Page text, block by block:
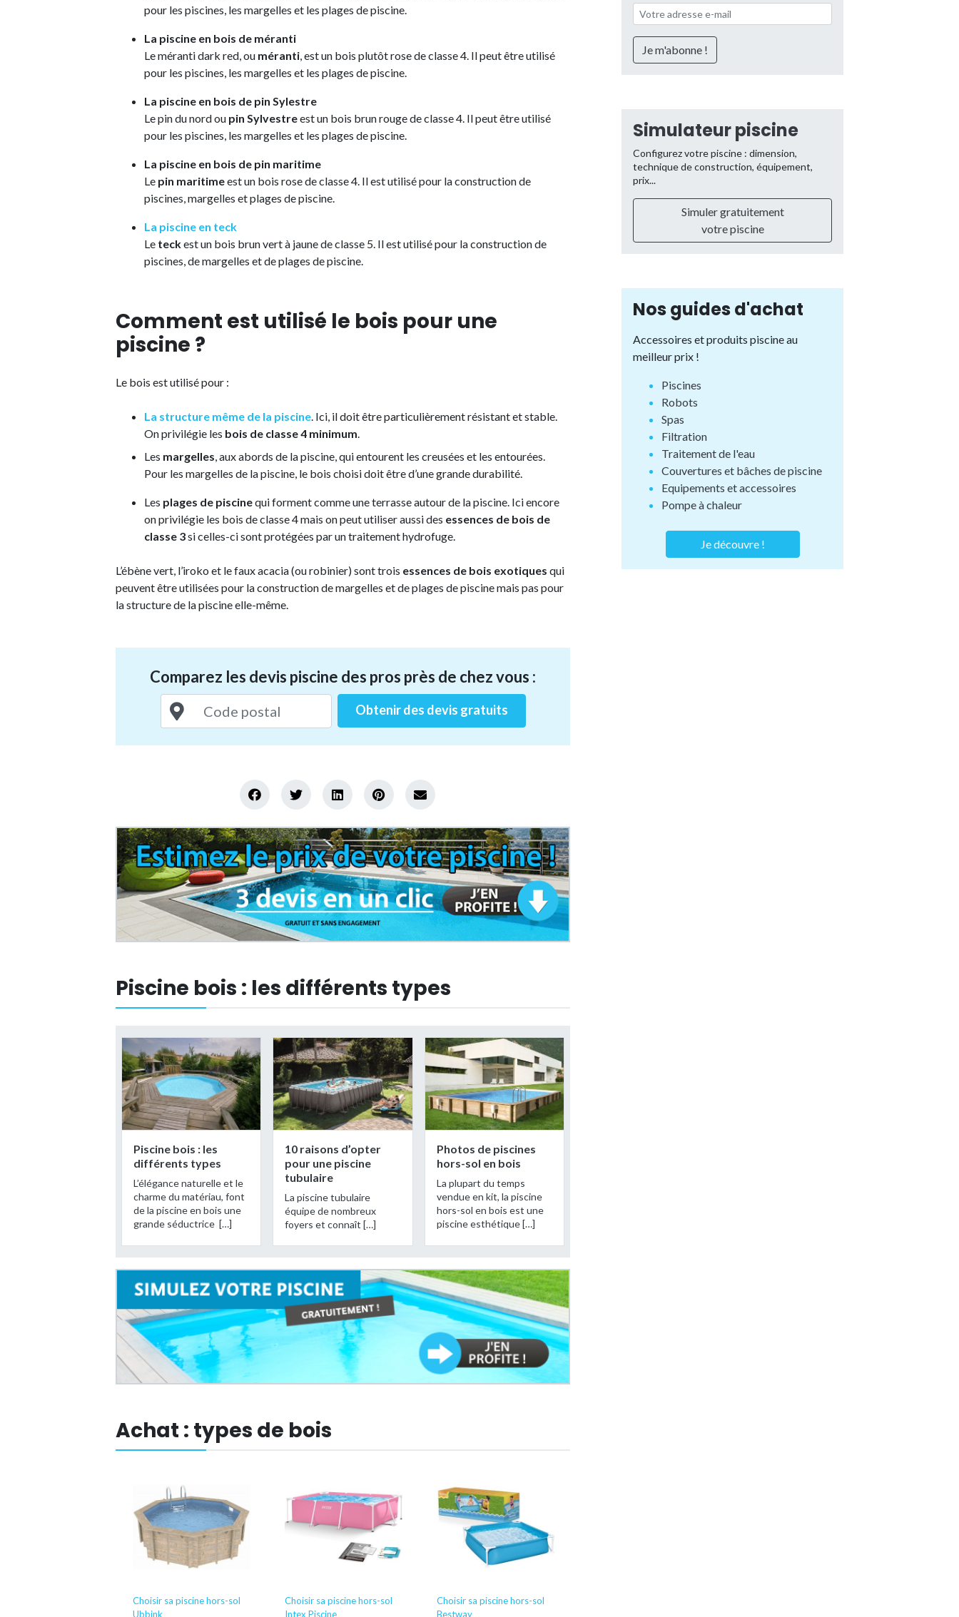
pour les piscines, les margelles et les plages de piscine.
La piscine en bois de méranti
Le méranti dark red, ou méranti, est un bois plutôt rose de classe 4. Il peut être utilisé
pour les piscines, les margelles et les plages de piscine.
La piscine en bois de pin Sylestre
Le pin du nord ou pin Sylvestreest un bois brun rouge de classe 4. Il peut être utilisé
pour les piscines, les margelles et les plages de piscine.
La piscine en bois de pin maritime
Le pin maritimeest un bois rose de classe 4. Il est utilisé pour la construction de
piscines, margelles et plages de piscine.
La piscine en teck
Le teckest un bois brun vert à jaune de classe 5. Il est utilisé pour la construction de
piscines, de margelles et de plages de piscine.
Comment est utilisé le bois pour une
piscine ?
Le bois est utilisé pour :
La structure même de la piscine. Ici, il doit être particulièrement résistant et stable.
On privilégie les bois de classe 4 minimum.
Les margelles, aux abords de la piscine, qui entourent les creusées et les entourées.
Pour les margelles de la piscine, le bois choisi doit être d’une grande durabilité.
Les plages de piscinequi forment comme une terrasse autour de la piscine. Ici encore
on privilégie les bois de classe 4 mais on peut utiliser aussi des essences de bois de
classe 3si celles-ci sont protégées par un traitement hydrofuge.
L’ébène vert, l’iroko et le faux acacia (ou robinier) sont trois essences de bois exotiques qui
peuvent être utilisées pour la construction de margelles et de plages de piscine mais pas pour
la structure de la piscine elle-même.
Comparez les devis piscine des pros près de chez vous :
Obtenir des devis gratuits
Piscine bois : les différents types
Piscine bois : les
différents types
L’élégance naturelle et le
charme du matériau, font
de la piscine en bois une
grande séductrice […]
10 raisons d’opter
pour une piscine
tubulaire
La piscine tubulaire
équipe de nombreux
foyers et connaît […]
Photos de piscines
hors-sol en bois
La plupart du temps
vendue en kit, la piscine
hors-sol en bois est une
piscine esthétique […]
Achat : types de bois
Choisir sa piscine hors-sol
Ubbink
Choisir sa piscine hors-sol
Intex Piscine
Choisir sa piscine hors-sol
Bestway
Simulateur piscine
Configurez votre piscine : dimension,
technique de construction, équipement,
prix...
Simuler gratuitement
votre piscine
Nos guides d'achat
Accessoires et produits piscine au
meilleur prix !
Piscines
Robots
Spas
Filtration
Traitement de l'eau
Couvertures et bâches de piscine
Equipements et accessoires
Pompe à chaleur
Je découvre !